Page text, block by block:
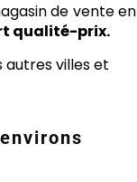
de vente en
qualité-prix.
autres villes et